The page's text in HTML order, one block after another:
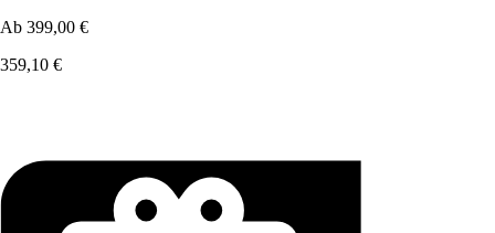
Ab 399,00 €
359,10 €